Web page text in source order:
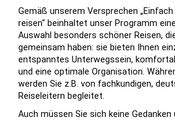
Gemäß unserem Versprechen
reisen“ beinhaltet unser Programm
Auswahl besonders schöner Reisen,
gemeinsam haben: sie bieten Ihnen
entspanntes Unterwegssein,
und eine optimale Or­ga­ni­sation.
werden Sie z.B. von fachkundigen,
Reiseleitern begleitet.
Auch müssen Sie sich keine Gedanken